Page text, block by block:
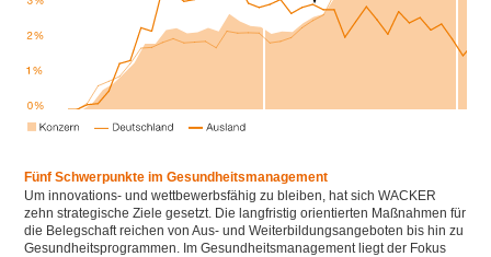
Fünf Schwerpunkte im Gesundheitsmanagement
Um innovations- und wettbewerbsfähig zu bleiben, hat sich WACKER
zehn strategische Ziele gesetzt. Die langfristig orientierten Maßnahmen für
die Belegschaft reichen von Aus- und Weiterbildungsangeboten bis hin zu
Gesundheitsprogrammen. Im Gesundheitsmanagement liegt der Fokus